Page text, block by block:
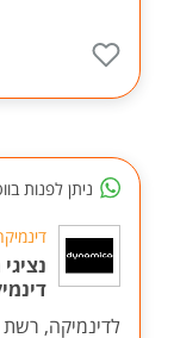
ניתן לפנות